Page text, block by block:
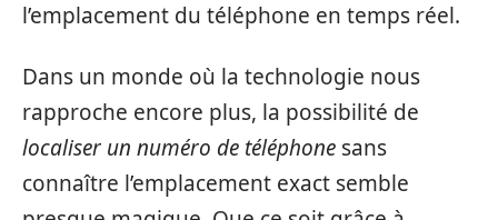
l’emplacement du téléphone en temps réel.
Dans un monde où la technologie nous
rapproche encore plus, la possibilité de
localiser un numéro de téléphone sans
connaître l’emplacement exact semble